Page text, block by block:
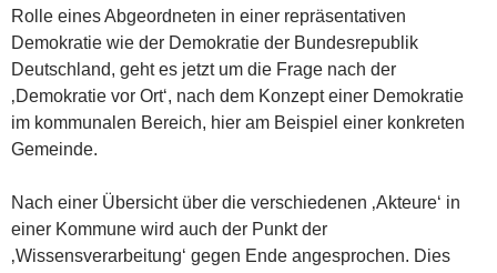
Rolle eines Abgeordneten in einer repräsentativen
Demokratie wie der Demokratie der Bundesrepublik
Deutschland, geht es jetzt um die Frage nach der
‚Demokratie vor Ort‘, nach dem Konzept einer Demokratie
im kommunalen Bereich, hier am Beispiel einer konkreten
Gemeinde.
Nach einer Übersicht über die verschiedenen ‚Akteure‘ in
einer Kommune wird auch der Punkt der
‚Wissensverarbeitung‘ gegen Ende angesprochen. Dies